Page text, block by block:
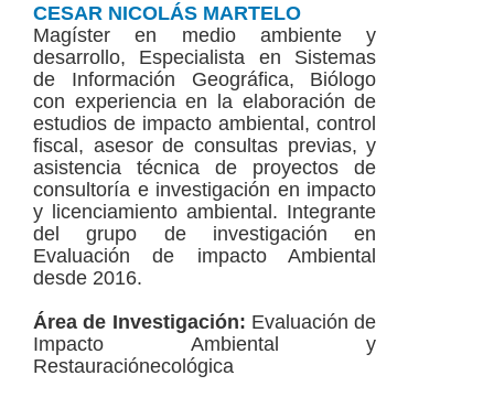
CESAR NICOLÁS MARTELO
Magíster en medio ambiente y
desarrollo, Especialista en Sistemas
de Información Geográfica, Biólogo
con experiencia en la elaboración de
estudios de impacto ambiental, control
fiscal, asesor de consultas previas, y
asistencia técnica de proyectos de
consultoría e investigación en impacto
y licenciamiento ambiental. Integrante
del grupo de investigación en
Evaluación de impacto Ambiental
desde 2016.
Área de Investigación: Evaluación de
Impacto Ambiental y
Restauraciónecológica